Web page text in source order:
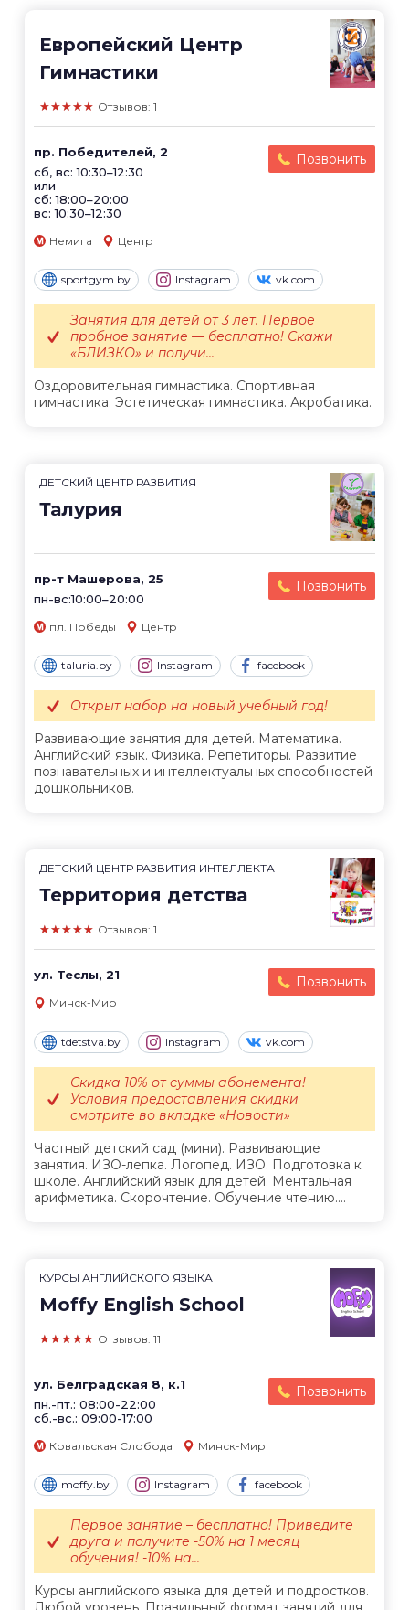
Европейский Центр
Гимнастики
★★★★★ Отзывов: 1
пр. Победителей, 2
сб, вс: 10:30–12:30
или
сб: 18:00–20:00
вс: 10:30–12:30
Позвонить
Немига Центр
sportgym.by Instagram vk.com
Оздоровительная гимнастика. Спортивная
гимнастика. Эстетическая гимнастика. Акробатика.
Занятия для детей от 3 лет. Первое
пробное занятие — бесплатно! Скажи
«БЛИЗКО» и получи...
ДЕТСКИЙ ЦЕНТР РАЗВИТИЯ
Талурия
пр-т Машерова, 25
пн-вс:10:00–20:00
Позвонить
пл. Победы Центр
taluria.by Instagram facebook
Развивающие занятия для детей. Математика.
Английский язык. Физика. Репетиторы. Развитие
познавательных и интеллектуальных способностей
дошкольников.
Открыт набор на новый учебный год!
ДЕТСКИЙ ЦЕНТР РАЗВИТИЯ ИНТЕЛЛЕКТА
Территория детства
★★★★★ Отзывов: 1
ул. Теслы, 21 Позвонить
Минск-Мир
tdetstva.by Instagram vk.com
Частный детский сад (мини). Развивающие
занятия. ИЗО-лепка. Логопед. ИЗО. Подготовка к
школе. Английский язык для детей. Ментальная
арифметика. Скорочтение. Обучение чтению....
Скидка 10% от суммы абонемента!
Условия предоставления скидки
смотрите во вкладке «Новости»
КУРСЫ АНГЛИЙСКОГО ЯЗЫКА
Moffy English School
★★★★★ Отзывов: 11
ул. Белградская 8, к.1
пн.-пт.: 08:00-22:00
сб.-вс.: 09:00-17:00
Позвонить
Ковальская Слобода Минск-Мир
moffy.by Instagram facebook
Курсы английского языка для детей и подростков.
Первое занятие – бесплатно! Приведите
друга и получите -50% на 1 месяц
обучения! -10% на...